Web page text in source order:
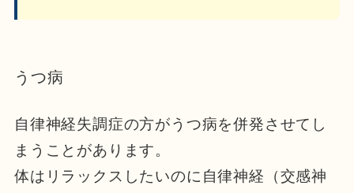
うつ病
自律神経失調症の方がうつ病を併発させてし
まうことがあります。
体はリラックスしたいのに自律神経（交感神